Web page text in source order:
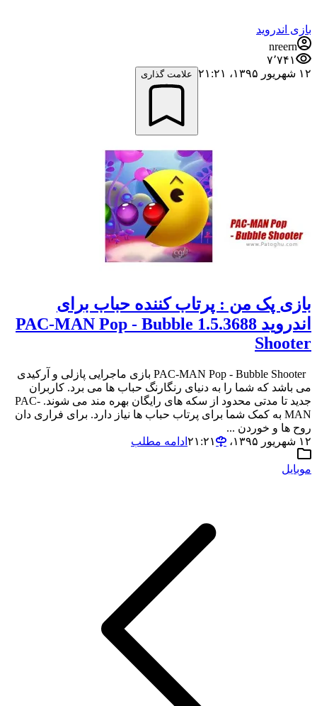
بازی اندروید
nreern
۷٬۷۴۱
۱۲ شهریور ۱۳۹۵،‏ ۲۱:۲۱
علامت گذاری
بازی پک من : پرتاب کننده حباب برای
اندروید 1.5.3688 PAC-MAN Pop - Bubble
Shooter
PAC-MAN Pop - Bubble Shooter بازی ماجرایی پازلی و آرکیدی
می باشد که شما را به دنیای رنگارنگ حباب ها می برد. کاربران
جدید تا مدتی محدود از سکه های رایگان بهره مند می شوند. PAC-
MAN به کمک شما برای پرتاب حباب ها نیاز دارد. برای فراری دان
روح ها و خوردن ...
۱۲ شهریور ۱۳۹۵،‏ ۲۱:۲۱
ادامه مطلب
موبایل